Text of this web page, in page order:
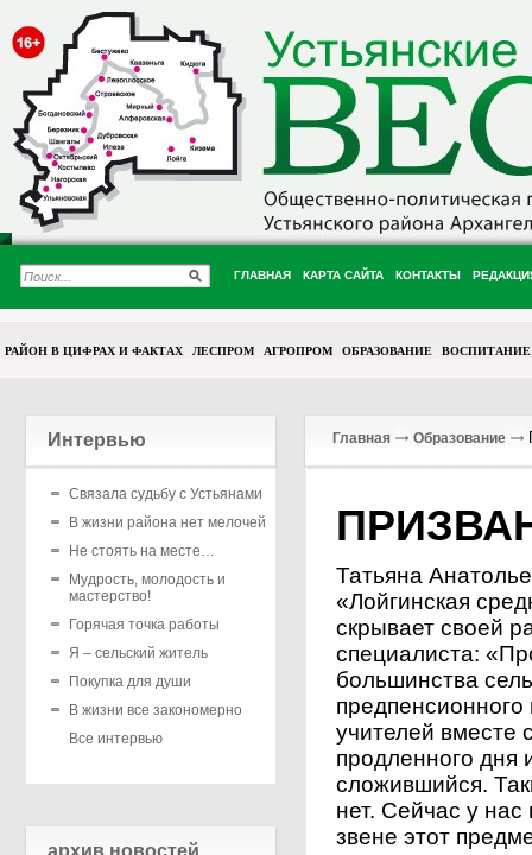
ГЛАВНАЯ КАРТА САЙТА КОНТАКТЫ
РАЙОН В ЦИФРАХ И ФАКТАХ ЛЕСПРОМ АГРОПРОМ ОБРАЗОВАНИЕ ВОСПИТАНИЕ
Интервью
Связала судьбу с Устьянами
В жизни района нет мелочей
Не стоять на месте…
Мудрость, молодость и
мастерство!
Горячая точка работы
Я – сельский житель
Покупка для души
В жизни все закономерно
Все интервью
архив новостей
Главная Образование
Татьяна
«Лойгинская
скрывает своей
специалиста:
большинства
предпенсионного
учителей вместе
продленного дня
сложившийся.
нет. Сейчас у
звене этот